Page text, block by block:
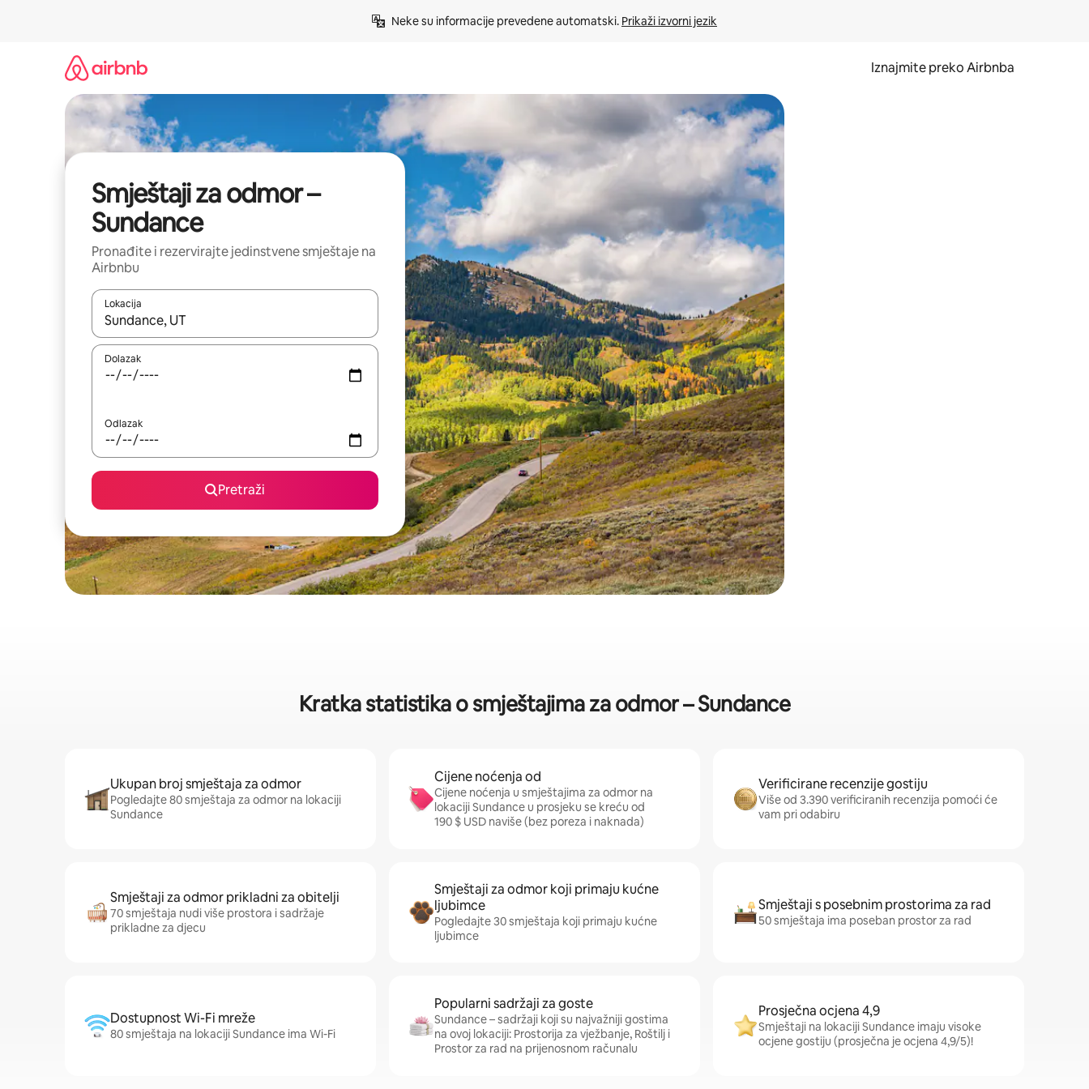
Neke su informacije prevedene automatski. Prikaži izvorni jezik
Iznajmite preko Airbnba
Smještaji za odmor –
Sundance
Pronađite i rezervirajte jedinstvene smještaje na
Airbnbu
Lokacija
Kada budu dostupni rezultati, moći ćete ih pregledati koristeći se strelicama prema gore i prema dolje, kao i dodirom ili prelaskom prstom po zaslonu.
Dolazak
Odlazak
Pretraži
Kratka statistika o smještajima za odmor – Sundance
Ukupan broj smještaja za odmor
Pogledajte 80 smještaja za odmor na lokaciji
Sundance
Cijene noćenja od
Cijene noćenja u smještajima za odmor na
lokaciji Sundance u prosjeku se kreću od
190 $ USD naviše (bez poreza i naknada)
Verificirane recenzije gostiju
Više od 3.390 verificiranih recenzija pomoći će
vam pri odabiru
Smještaji za odmor prikladni za obitelji
70 smještaja nudi više prostora i sadržaje
prikladne za djecu
Smještaji za odmor koji primaju kućne
ljubimce
Pogledajte 30 smještaja koji primaju kućne
ljubimce
Smještaji s posebnim prostorima za rad
50 smještaja ima poseban prostor za rad
Dostupnost Wi-Fi mreže
80 smještaja na lokaciji Sundance ima Wi-Fi
Popularni sadržaji za goste
Sundance – sadržaji koji su najvažniji gostima
na ovoj lokaciji: Prostorija za vježbanje, Roštilj i
Prostor za rad na prijenosnom računalu
Prosječna ocjena 4,9
Smještaji na lokaciji Sundance imaju visoke
ocjene gostiju (prosječna je ocjena 4,9/5)!